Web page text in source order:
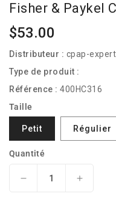
Fisher & Paykel
Prix
$53.00
Distributeur : cpap-
Type de produit :
Référence : 400HC316
Taille
Petit Régulier
Quantité
Réduire